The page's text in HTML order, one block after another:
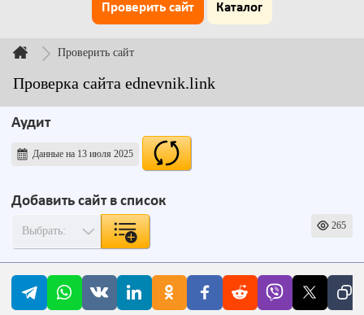
Проверить сайт Каталог
Проверить сайт
Проверка сайта ednevnik.link
Аудит
Данные на 13 июля 2025
Добавить сайт в список
265